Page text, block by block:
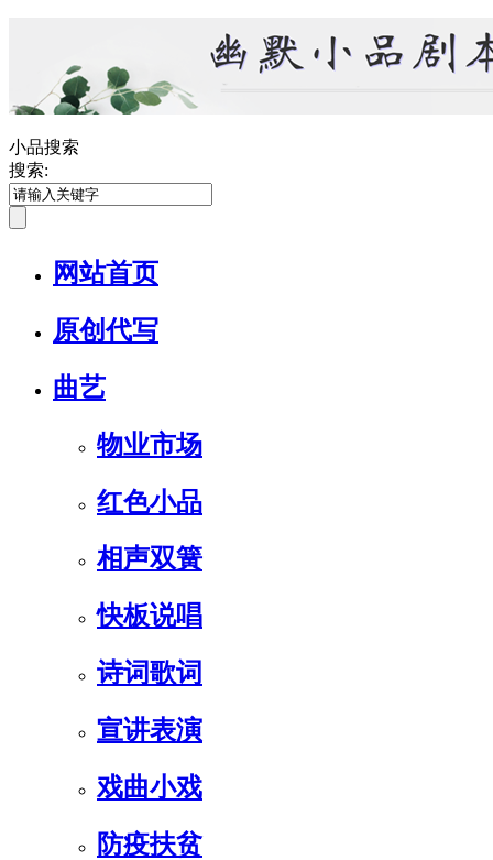
小品搜索
搜索:
网站首页
原创代写
曲艺
物业市场
红色小品
相声双簧
快板说唱
诗词歌词
宣讲表演
戏曲小戏
防疫扶贫